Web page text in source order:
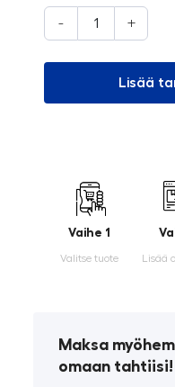
- +
Lisää
Vaihe 1
Valitse tuote Lisää
Maksa
omaan tahtiisi!